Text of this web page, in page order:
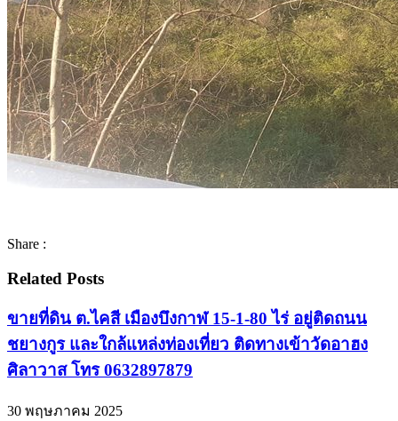
Share :
Related Posts
ขายที่ดิน ต.ไคสี เมืองบึงกาฬ 15-1-80 ไร่ อยู่ติดถนน
ชยางกูร และใกล้แหล่งท่องเที่ยว ติดทางเข้าวัดอาฮง
ศิลาวาส โทร 0632897879
30 พฤษภาคม 2025